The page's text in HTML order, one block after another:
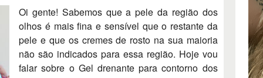
Oi gente! Sabemos que a pele da região dos
olhos é mais fina e sensível que o restante da
pele e que os cremes de rosto na sua maioria
não são indicados para essa região. Hoje vou
falar sobre o Gel drenante para contorno dos